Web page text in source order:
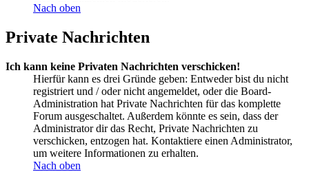
Nach oben
Private Nachrichten
Ich kann keine Privaten Nachrichten verschicken!
Hierfür kann es drei Gründe geben: Entweder bist du nicht
registriert und / oder nicht angemeldet, oder die Board-
Administration hat Private Nachrichten für das komplette
Forum ausgeschaltet. Außerdem könnte es sein, dass der
Administrator dir das Recht, Private Nachrichten zu
verschicken, entzogen hat. Kontaktiere einen Administrator,
um weitere Informationen zu erhalten.
Nach oben